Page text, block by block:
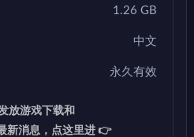
1.26 GB
中文
永久有效
放游戏下载和
新消息，点这里进 👉